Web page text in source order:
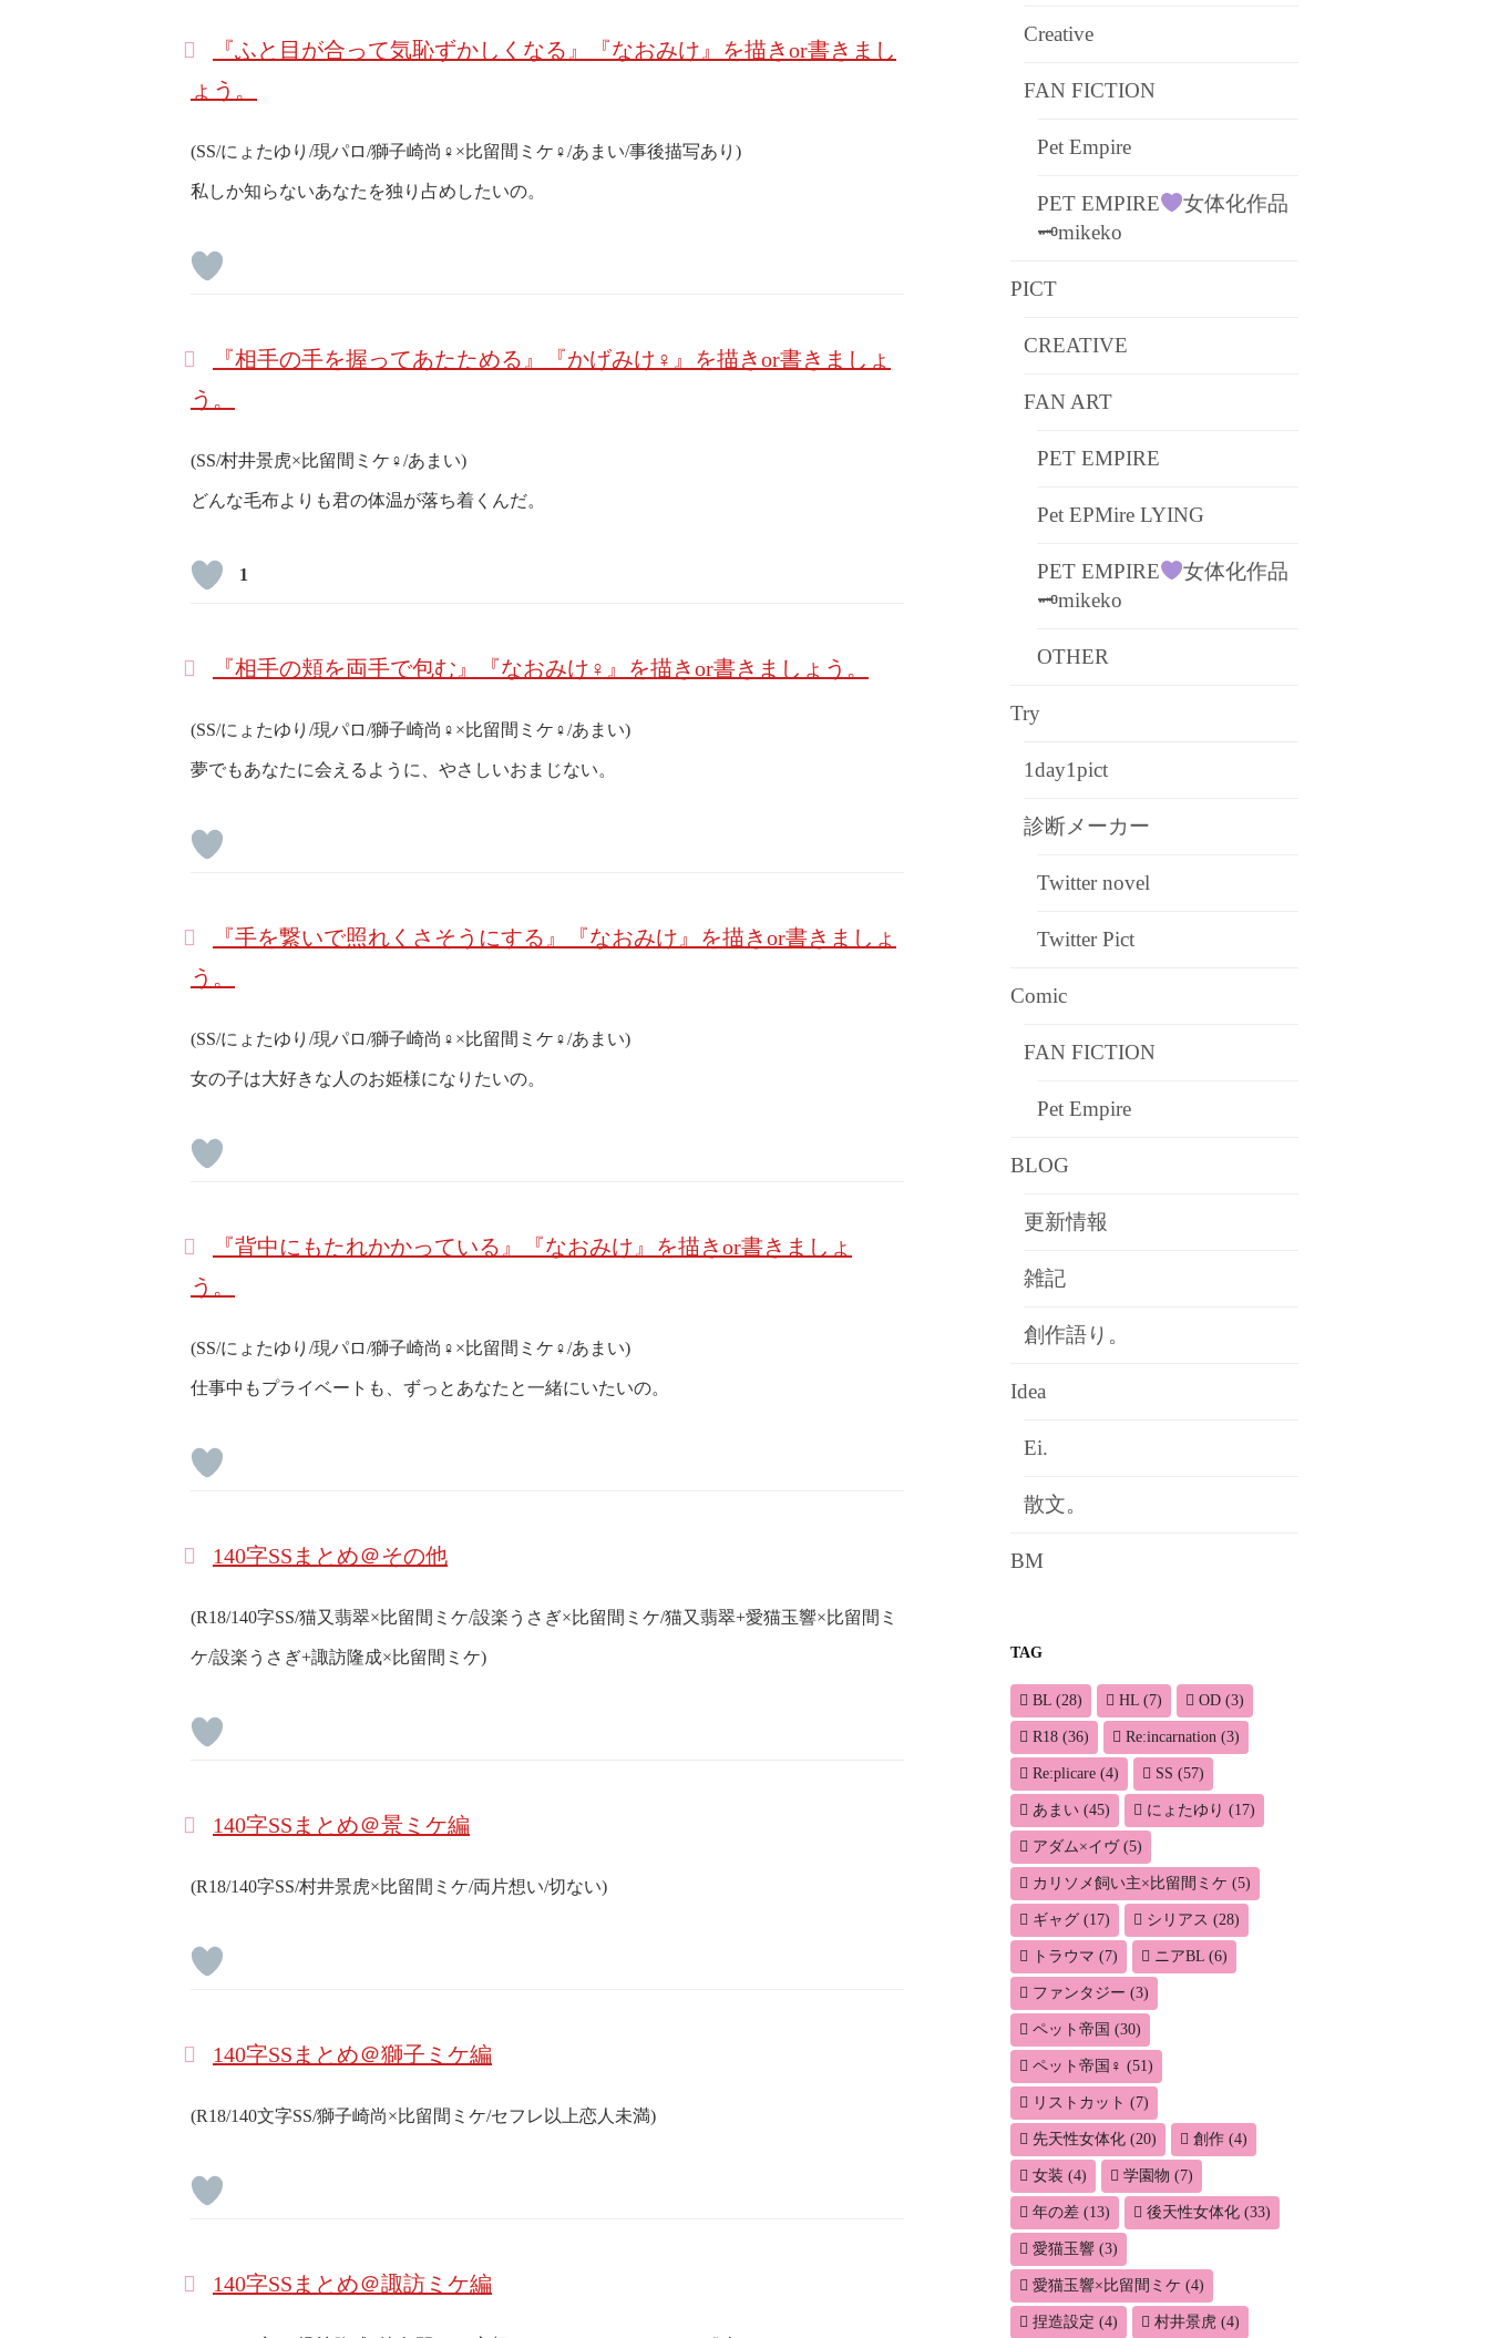
『ふと目が合って気恥ずかしくなる』『なおみけ』を描きor書きまし
ょう。
(SS/にょたゆり/現パロ/獅子崎尚♀×比留間ミケ♀/あまい/事後描写あり)
私しか知らないあなたを独り占めしたいの。
『相手の手を握ってあたためる』『かげみけ♀』を描きor書きましょ
う。
(SS/村井景虎×比留間ミケ♀/あまい)
どんな毛布よりも君の体温が落ち着くんだ。
1
『相手の頬を両手で包む』『なおみけ♀』を描きor書きましょう。
(SS/にょたゆり/現パロ/獅子崎尚♀×比留間ミケ♀/あまい)
夢でもあなたに会えるように、やさしいおまじない。
『手を繋いで照れくさそうにする』『なおみけ』を描きor書きましょ
う。
(SS/にょたゆり/現パロ/獅子崎尚♀×比留間ミケ♀/あまい)
女の子は大好きな人のお姫様になりたいの。
『背中にもたれかかっている』『なおみけ』を描きor書きましょ
う。
(SS/にょたゆり/現パロ/獅子崎尚♀×比留間ミケ♀/あまい)
仕事中もプライベートも、ずっとあなたと一緒にいたいの。
140字SSまとめ＠その他
(R18/140字SS/猫又翡翠×比留間ミケ/設楽うさぎ×比留間ミケ/猫又翡翠+愛猫玉響×比留間ミ
ケ/設楽うさぎ+諏訪隆成×比留間ミケ)
140字SSまとめ＠景ミケ編
(R18/140字SS/村井景虎×比留間ミケ/両片想い/切ない)
140字SSまとめ＠獅子ミケ編
(R18/140文字SS/獅子崎尚×比留間ミケ/セフレ以上恋人未満)
140字SSまとめ＠諏訪ミケ編
Creative
FAN FICTION
Pet Empire
PET EMPIRE
女体化作品
🗝mikeko
PICT
CREATIVE
FAN ART
PET EMPIRE
Pet EPMire LYING
PET EMPIRE
女体化作品
🗝mikeko
OTHER
Try
1day1pict
診断メーカー
Twitter novel
Twitter Pict
Comic
FAN FICTION
Pet Empire
BLOG
更新情報
雑記
創作語り。
Idea
Ei.
散文。
BM
TAG
BL (28) HL (7) OD (3)
R18 (36) Re:incarnation (3)
Re:plicare (4) SS (57)
あまい (45) にょたゆり (17)
アダム×イヴ(5)
カリソメ飼い主×比留間ミケ (5)
ギャグ (17) シリアス (28)
トラウマ (7) ニアBL (6)
ファンタジー (3)
ペット帝国 (30)
ペット帝国♀ (51)
リストカット (7)
先天性女体化 (20) 創作 (4)
女装 (4) 学園物 (7)
年の差 (13) 後天性女体化 (33)
愛猫玉響 (3)
愛猫玉響×比留間ミケ (4)
捏造設定 (4) 村井景虎 (4)